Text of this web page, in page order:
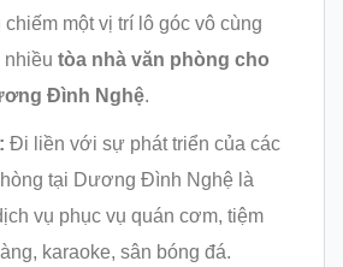
một vị trí lô góc vô cùng
nhiều tòa nhà văn phòng cho
Đình Nghệ.
Đi liền với sự phát triển của các
tại Dương Đình Nghệ là
vụ phục vụ quán cơm, tiệm
karaoke, sân bóng đá.